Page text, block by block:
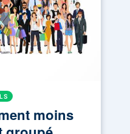
moins